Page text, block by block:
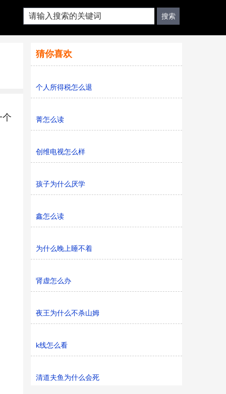
个
猜你喜欢
个人所得税怎么退
菁怎么读
创维电视怎么样
孩子为什么厌学
鑫怎么读
为什么晚上睡不着
肾虚怎么办
夜王为什么不杀山姆
k线怎么看
清道夫鱼为什么会死